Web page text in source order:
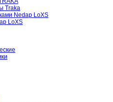
Traka
Nedap LoXS
LoXS